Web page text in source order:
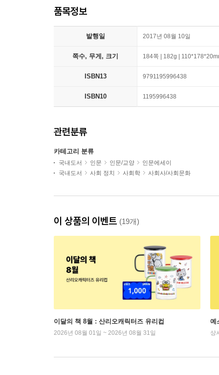
품목정보
발행일 2017년 08월 10일
쪽수, 무게, 크기 184쪽 | 182g |
ISBN13 9791195996438
ISBN10 1195996438
관련분류
카테고리 분류
국내도서 인문 인문/교양
인문에세이
국내도서
사회 정치 사회학 사회사/사회문화
이 상품의 이벤트 (19개)
이달의 책 8월 : 산리오캐릭터즈 유리컵
2026년 08월 01일 ~ 2026년 08월 31일
예
상